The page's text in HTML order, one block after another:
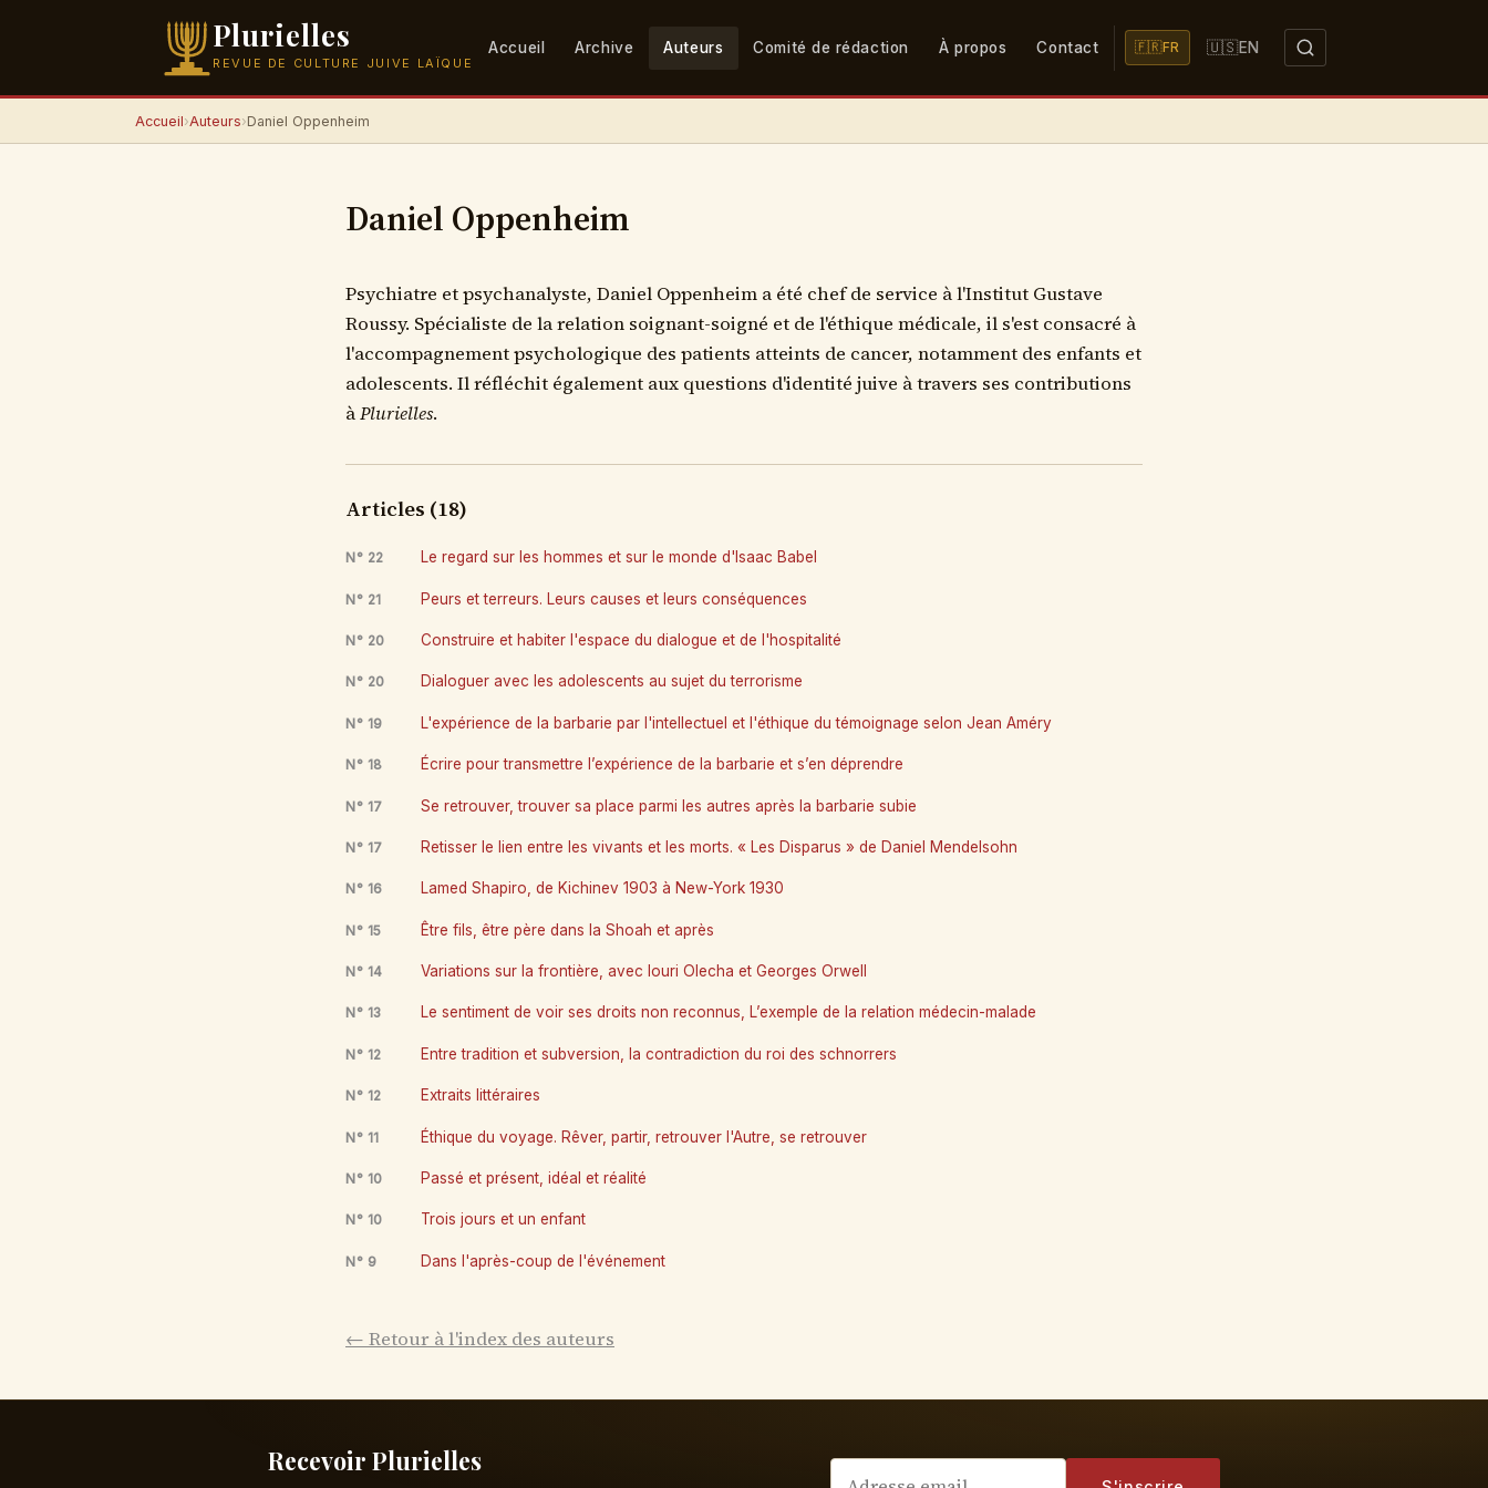
Plurielles
REVUE DE CULTURE JUIVE LAÏQUE
Accueil Archive Auteurs Comité de rédaction À propos Contact 🇫🇷FR 🇺🇸EN
Accueil›Auteurs›Daniel Oppenheim
Daniel Oppenheim
Psychiatre et psychanalyste, Daniel Oppenheim a été chef de service à l'Institut Gustave
Roussy. Spécialiste de la relation soignant-soigné et de l'éthique médicale, il s'est consacré à
l'accompagnement psychologique des patients atteints de cancer, notamment des enfants et
adolescents. Il réfléchit également aux questions d'identité juive à travers ses contributions
àPlurielles.
Articles (18)
N° 22 Le regard sur les hommes et sur le monde d'Isaac Babel
N° 21 Peurs et terreurs. Leurs causes et leurs conséquences
N° 20 Construire et habiter l'espace du dialogue et de l'hospitalité
N° 20 Dialoguer avec les adolescents au sujet du terrorisme
N° 19 L'expérience de la barbarie par l'intellectuel et l'éthique du témoignage selon Jean Améry
N° 18 Écrire pour transmettre l’expérience de la barbarie et s’en déprendre
N° 17 Se retrouver, trouver sa place parmi les autres après la barbarie subie
N° 17 Retisser le lien entre les vivants et les morts. « Les Disparus » de Daniel Mendelsohn
N° 16 Lamed Shapiro, de Kichinev 1903 à New-York 1930
N° 15 Être fils, être père dans la Shoah et après
N° 14 Variations sur la frontière, avec Iouri Olecha et Georges Orwell
N° 13 Le sentiment de voir ses droits non reconnus, L’exemple de la relation médecin-malade
N° 12 Entre tradition et subversion, la contradiction du roi des schnorrers
N° 12 Extraits littéraires
N° 11 Éthique du voyage. Rêver, partir, retrouver l'Autre, se retrouver
N° 10 Passé et présent, idéal et réalité
N° 10 Trois jours et un enfant
N° 9 Dans l'après-coup de l'événement
← Retour à l'index des auteurs
Recevoir Plurielles